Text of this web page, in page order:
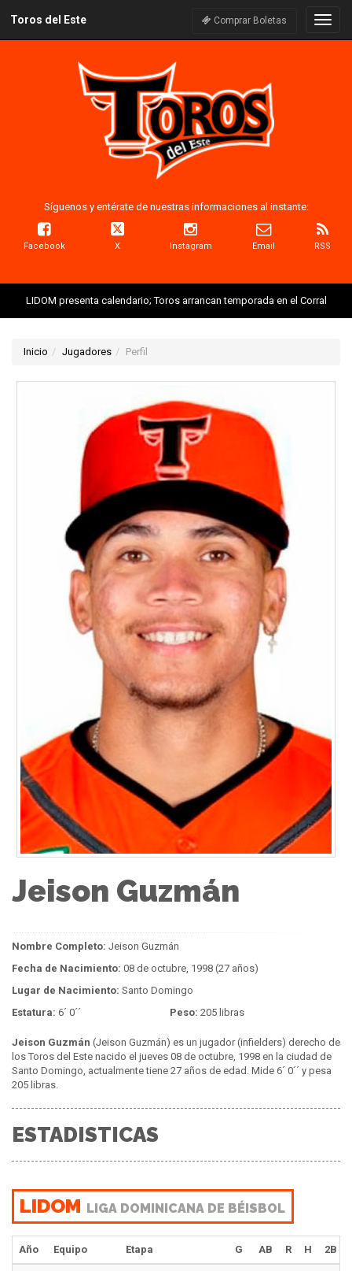
Toros del Este Comprar Boletas
Síguenos y entérate de nuestras informaciones al instante:
Facebook X Instagram Email RSS
LIDOM presenta calendario; Toros arrancan temporada en el Corral
Inicio Jugadores Perfil
Jeison Guzmán
Nombre Completo: Jeison Guzmán
Fecha de Nacimiento: 08 de octubre, 1998 (27 años)
Lugar de Nacimiento: Santo Domingo
Estatura: 6´ 0´´ Peso: 205 libras
Jeison Guzmán (Jeison Guzmán) es un jugador (infielders) derecho de
los Toros del Este nacido el jueves 08 de octubre, 1998 en la ciudad de
Santo Domingo, actualmente tiene 27 años de edad. Mide 6´ 0´´ y pesa
205 libras.
ESTADISTICAS
LIDOM LIGA DOMINICANA DE BÉISBOL
Año Equipo Etapa G AB R H 2B